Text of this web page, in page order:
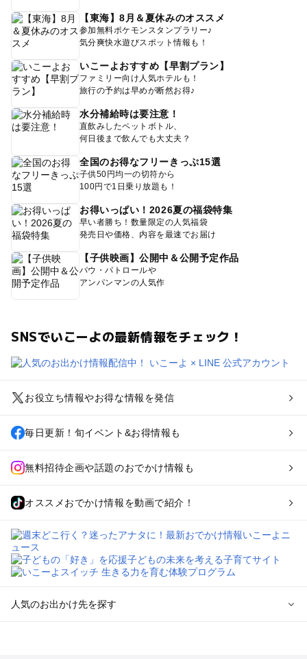
【東海】8月＆夏休みのオススメ
参加無料ポケモンスタンプラリー♪
気分爽快水遊びスポット情報も！
いこーよおすすめ【早割プラン】
ファミリー向け人気ホテルも！
旅行の予約は早めが断然お得♪
水分補給時は要注意！
直飲みしたペットボトル、
何日後まで飲んでも大丈夫？
全国のお得なフリーきっぷ15選
子供50円均一の切符から
100円で1日乗り放題も！
お得いっぱい！2026夏の福袋特集
早い者勝ち！数量限定の人気福袋
発売日や価格、内容を最速でお届け
【子供映画】公開中＆公開予定作品
パウ・パトロールや
アンパンマンの人気作
SNSでいこーよの最新情報をチェック！
お役立ち情報やお得な情報を発信
毎日更新！旬イベント&お得情報も
無料招待企画や話題のおでかけ情報も
オススメおでかけ情報を動画で紹介！
人気のお出かけ先を探す